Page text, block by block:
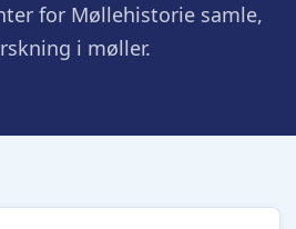
for Møllehistorie samle,
i møller.